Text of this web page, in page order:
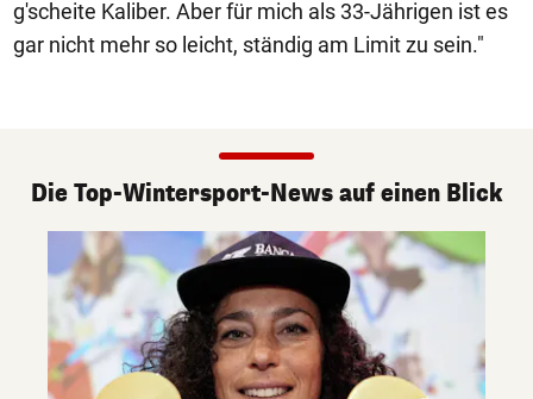
g'scheite Kaliber. Aber für mich als 33-Jährigen ist es
gar nicht mehr so leicht, ständig am Limit zu sein."
Die Top-Wintersport-News auf einen Blick